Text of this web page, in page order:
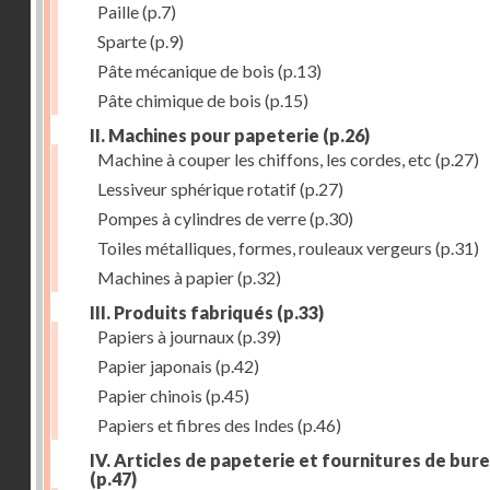
Paille(p.7)
Sparte(p.9)
Pâte mécanique de bois (p.13)
Pâte chimique de bois (p.15)
II. Machines pour papeterie (p.26)
Machine à couper les chiffons, les cordes, etc (p.27)
Lessiveur sphérique rotatif(p.27)
Pompes à cylindres de verre(p.30)
Toiles métalliques, formes, rouleaux vergeurs (p.31)
Machines à papier(p.32)
III. Produits fabriqués (p.33)
Papiers à journaux(p.39)
Papier japonais (p.42)
Papier chinois (p.45)
Papiers et fibres des Indes (p.46)
IV. Articles de papeterie et fournitures de
(p.47)